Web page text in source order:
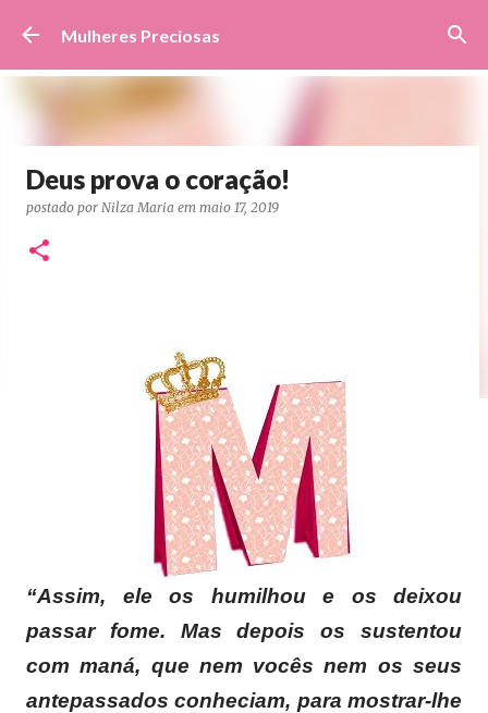
Pular para o conteúdo principal
Mulheres Preciosas
Deus prova o coração!
postado por Nilza Maria em maio 17, 2019
“Assim, ele os humilhou e os deixou
passar fome. Mas depois os sustentou
com maná, que nem vocês nem os seus
antepassados conheciam, para mostrar-lhe